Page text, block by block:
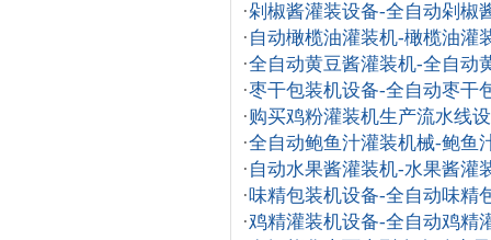
·剁椒酱灌装设备-全自动剁椒
· 自动橄榄油灌装机-橄榄油灌
·全自动黄豆酱灌装机-全自动
·枣干包装机设备-全自动枣干
·购买鸡粉灌装机生产流水线
·全自动鲍鱼汁灌装机械-鲍鱼
· 自动水果酱灌装机-水果酱灌
·味精包装机设备-全自动味精
·鸡精灌装机设备-全自动鸡精